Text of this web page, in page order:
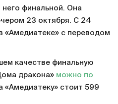
финальной. Она
23 октября. С 24
«Амедиатеке» с переводом
качестве финальную
дракона» можно по
«Амедиатеку» стоит 599